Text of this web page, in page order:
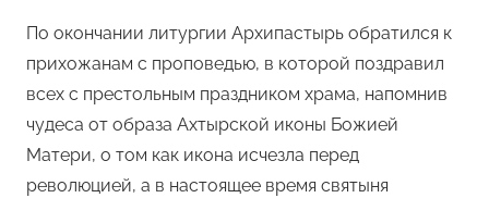
По окончании литургии Архипастырь обратился к
прихожанам с проповедью, в которой поздравил
всех с престольным праздником храма, напомнив
чудеса от образа Ахтырской иконы Божией
Матери, о том как икона исчезла перед
революцией, а в настоящее время святыня